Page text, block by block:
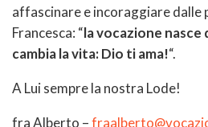
affascinare e incoraggiare dalle
Francesca: “la vocazione nasce
cambia la vita: Dio ti ama!“.
A Lui sempre la nostra Lode!
fra Alberto –